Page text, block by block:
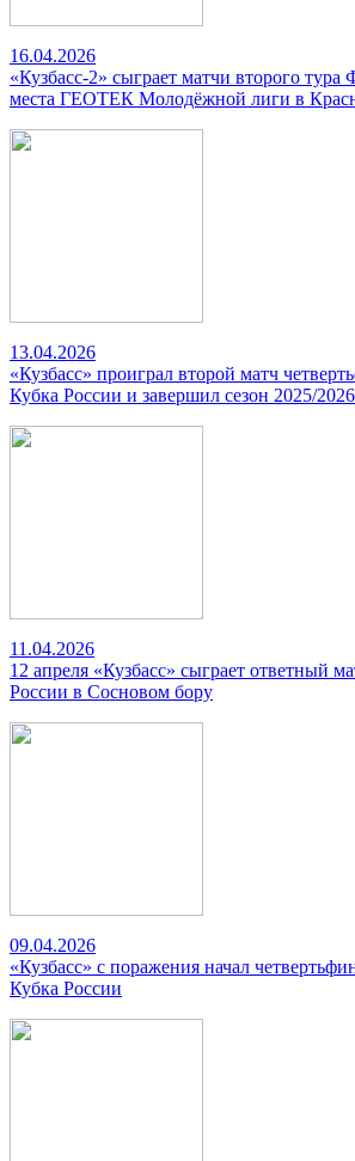
16.04.2026
«Кузбасс-2» сыграет матчи второго тура
места ГЕОТЕК Молодёжной лиги в
13.04.2026
«Кузбасс» проиграл второй матч
Кубка России и завершил сезон 2025/2026
11.04.2026
12 апреля «Кузбасс» сыграет ответный
России в Сосновом бору
09.04.2026
«Кузбасс» с поражения начал
Кубка России